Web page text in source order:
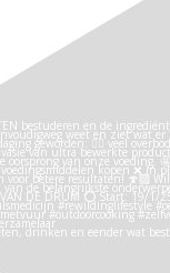
drinken en eender wat best